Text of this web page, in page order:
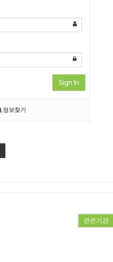
Sign In
정보찾기
관련기관